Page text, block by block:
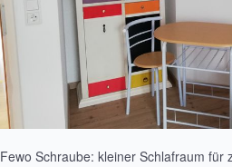
Fewo Schraube: kleiner Schlafraum für